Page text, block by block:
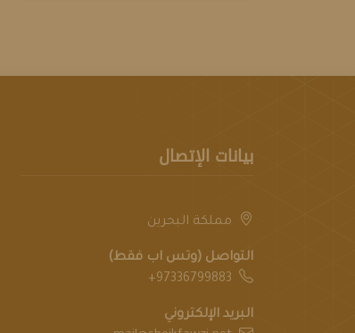
بيانات الإتصال
مملكة البحرين
التواصل (وتس اب فقط)
+97336799883
البريد الإلكتروني